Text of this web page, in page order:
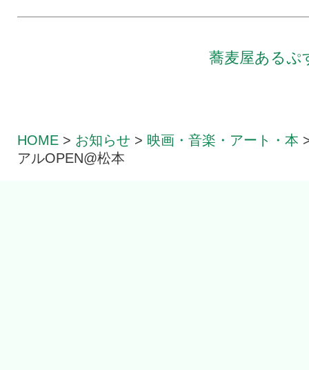
蕎麦屋あるぷ
HOME > お知らせ > 映画・音楽・アート・本
アルOPEN@松本